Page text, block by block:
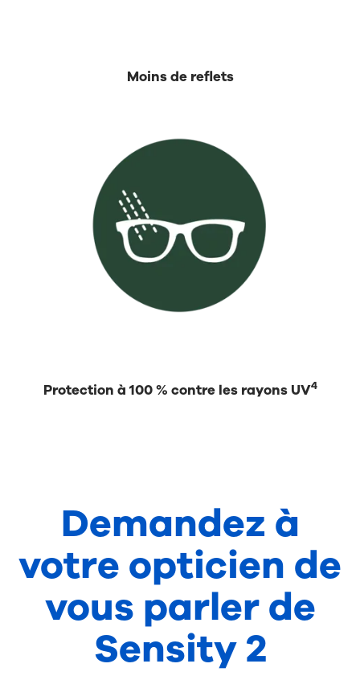
Moins de reflets
Protection à 100 % contre les rayons UV4
Demandez à
votre opticien de
vous parler de
Sensity 2